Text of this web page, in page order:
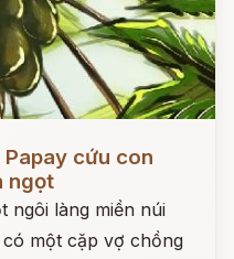
cứu con
ngọt
ngôi làng miền núi
một cặp vợ chồng